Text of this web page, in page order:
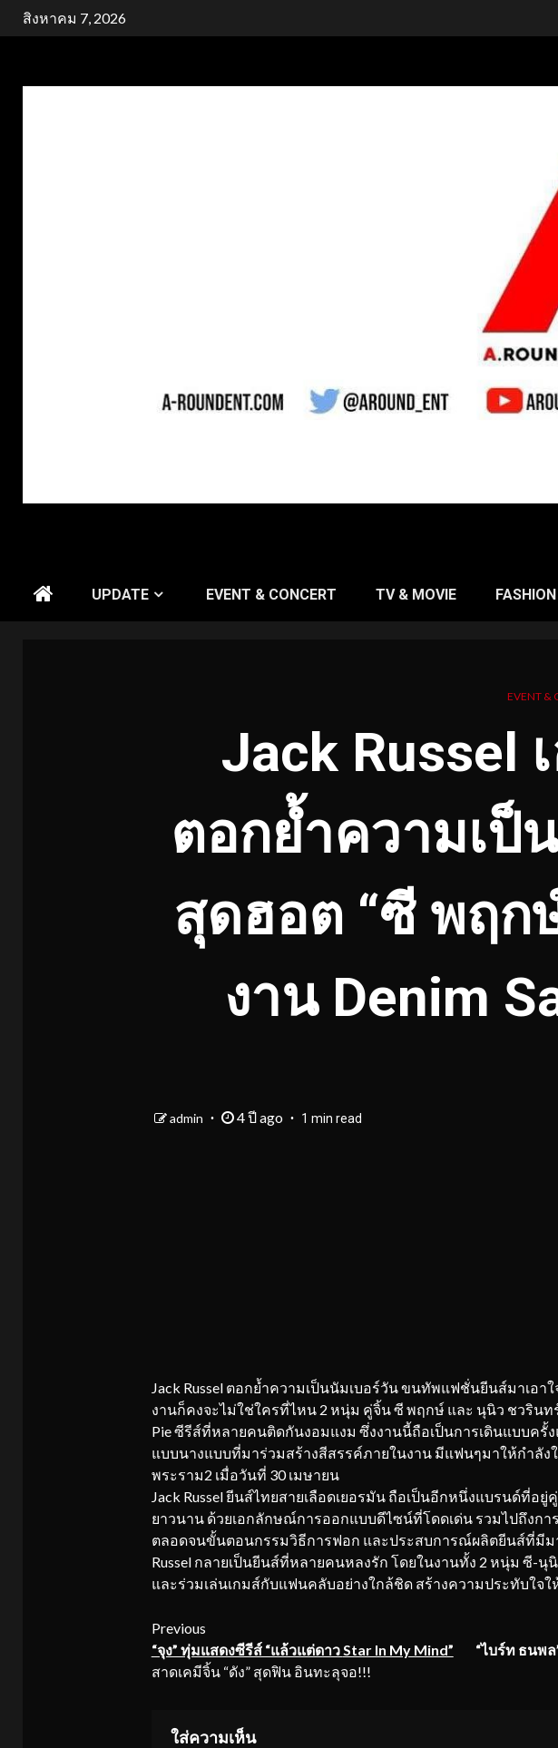
Skipสิงหาคม 7, 2026
UPDATE EVENT & CONCERT TV & MOVIE FASHION
EVENT &
Jack Russel
ตอกย้ำความเ
สุดฮอต “ซี พฤก
งาน Denim
admin 4 ปี ago 1 min read
Jack Russel ตอกย้ำความเป็นนัมเบอร์วัน ขนทัพแฟชั่นยีนส์มาเอา
งานก็คงจะไม่ใช่ใครที่ไหน 2 หนุ่ม คู่จิ้น ซี พฤกษ์ และ นุนิว ชวรินท
Pie ซีรีส์ที่หลายคนติดกันงอมแงม ซึ่งงานนี้ถือเป็นการเดินแบบครั้
แบบนางแบบที่มาร่วมสร้างสีสรรค์ภายในงาน มีแฟนๆมาให้กำลั
พระราม2 เมื่อวันที่ 30 เมษายน
Jack Russel ยีนส์ไทยสายเลือดเยอรมัน ถือเป็นอีกหนึ่งแบรนด์ที่อ
ยาวนาน ด้วยเอกลักษณ์การออกแบบดีไซน์ที่โดดเด่น รวมไปถึงก
ตลอดจนขั้นตอนกรรมวิธีการฟอก และประสบการณ์ผลิตยีนส์ที่มีม
Russel กลายเป็นยีนส์ที่หลายคนหลงรัก โดยในงานทั้ง 2 หนุ่ม ซี-
และร่วมเล่นเกมส์กับแฟนคลับอย่างใกล้ชิด สร้างความประทับใจ
Continue
Reading
Previous
“จุง” ทุ่มแสดงซีรีส์ “แล้วแต่ดาวStar In My Mind”
สาดเคมีจิ้น “ดัง” สุดฟิน อินทะลุจอ!!!
“ไบร์ท ธนพล
ใส่ความเห็น